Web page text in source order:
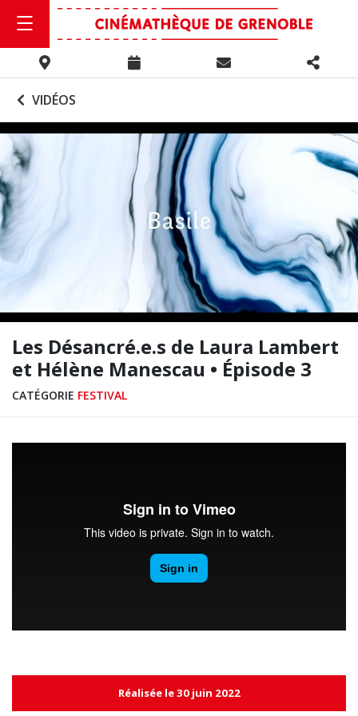
VIDÉOS
Les Désancré.e.s de Laura Lambert
et Hélène Manescau • Épisode 3
CATÉGORIE FESTIVAL
Réalisée le 30 juin 2022